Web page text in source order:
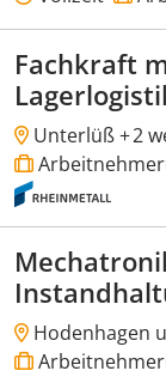
Fachkraft
Unterlüß +2
Hodenhagen